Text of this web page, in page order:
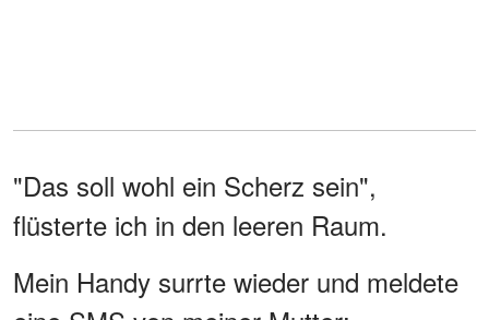
"Das soll wohl ein Scherz sein",
flüsterte ich in den leeren Raum.
Mein Handy surrte wieder und meldete